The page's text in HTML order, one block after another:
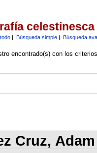
celestinesca
| Búsqueda simple| Búsqueda
encontrado(s) con los
Cruz,